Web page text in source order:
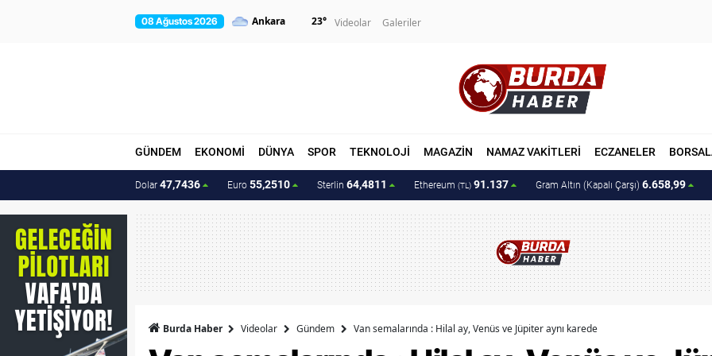
08 Ağustos 2026 23° Videolar Galeriler
GÜNDEM EKONOMİ DÜNYA SPOR TEKNOLOJİ MAGAZİN NAMAZ VAKİTLERİ ECZANELER
Dolar 47,7436 Euro 55,2510 Sterlin 64,4811 Ethereum (TL) 91.137 Gram Altın (Kapalı Çarşı) 6.658,99
Burda Haber Videolar Gündem Van semalarında : Hilal ay, Venüs ve Jüpiter aynı karede